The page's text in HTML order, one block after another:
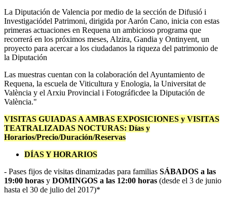
La Diputación de Valencia por medio de la sección de Difusió i
Investigaciódel Patrimoni, dirigida por Aarón Cano, inicia con estas
primeras actuaciones en Requena un ambicioso programa que
recorrerá en los próximos meses, Alzira, Gandia y Ontinyent, un
proyecto para acercar a los ciudadanos la riqueza del patrimonio de
la Diputación
Las muestras cuentan con la colaboración del Ayuntamiento de
Requena, la escuela de Viticultura y Enologia, la Universitat de
València y el Arxiu Provincial i Fotográficdee la Diputación de
València."
VISITAS GUIADAS A AMBAS EXPOSICIONES y VISITAS
TEATRALIZADAS NOCTURAS: Días y
Horarios/Precio/Duración/Reservas
DÍAS Y HORARIOS
- Pases fijos de visitas dinamizadas para familias SÁBADOS a las
19:00 horas y DOMINGOS a las 12:00 horas (desde el 3 de junio
hasta el 30 de julio del 2017)*